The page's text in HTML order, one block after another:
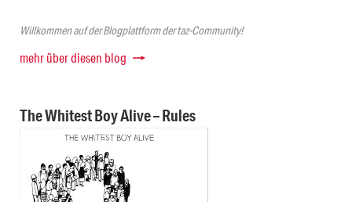
Willkommen auf der Blogplattform der taz-Community!
mehr über diesen blog
The Whitest Boy Alive – Rules